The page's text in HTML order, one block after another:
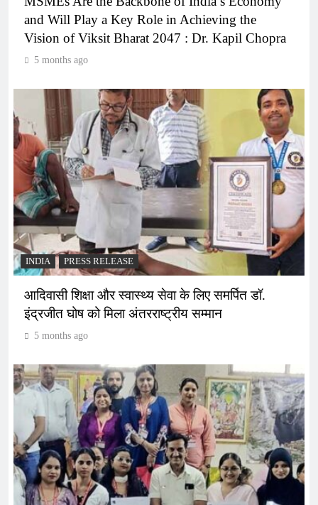
and Will Play a Key Role in Achieving the
Vision of Viksit Bharat 2047 : Dr. Kapil Chopra
5 months ago
INDIA PRESS RELEASE
आदिवासी शिक्षा और स्वास्थ्य सेवा के लिए समर्पित डॉ.
इंद्रजीत घोष को मिला अंतरराष्ट्रीय सम्मान
5 months ago